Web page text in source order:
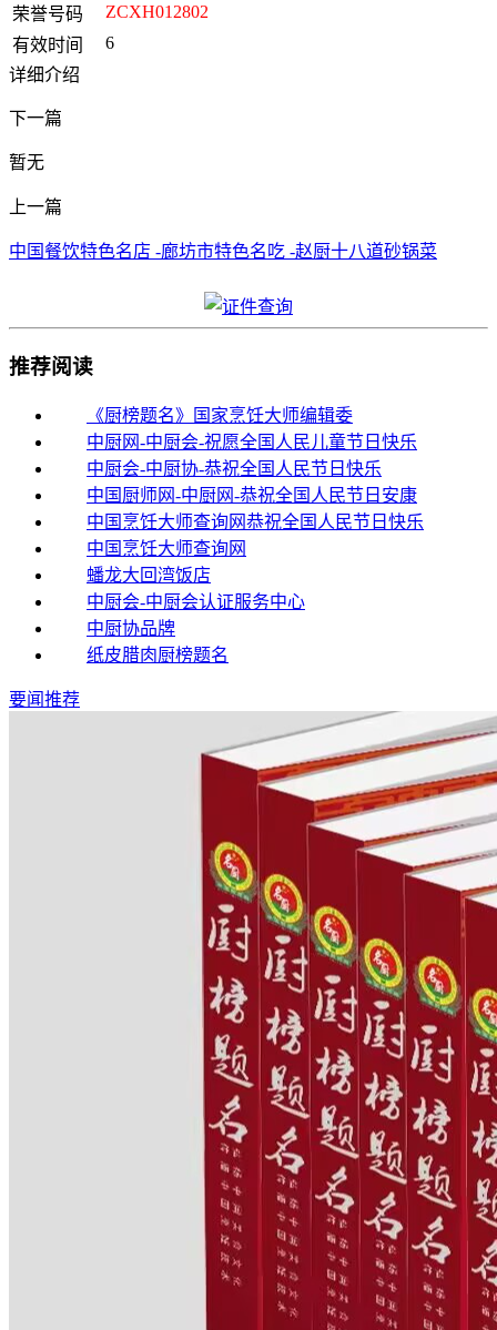
荣誉号码
ZCXH012802
有效时间
6
详细介绍
下一篇
暂无
上一篇
中国餐饮特色名店 -廊坊市特色名吃 -赵厨十八道砂锅菜
推荐阅读
《厨榜题名》国家烹饪大师编辑委
中厨网-中厨会-祝愿全国人民儿童节日快乐
中厨会-中厨协-恭祝全国人民节日快乐
中国厨师网-中厨网-恭祝全国人民节日安康
中国烹饪大师查询网恭祝全国人民节日快乐
中国烹饪大师查询网
蟠龙大回湾饭店
中厨会-中厨会认证服务中心
中厨协品牌
纸皮腊肉厨榜题名
要闻推荐